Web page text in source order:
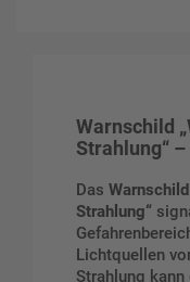
Warnschild
Strahlung“
Das
Strahlung“
Lichtquellen
Strahlung